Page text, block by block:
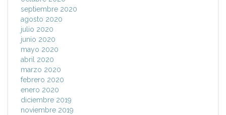
septiembre 2020
agosto 2020
julio 2020
junio 2020
mayo 2020
abril 2020
marzo 2020
febrero 2020
enero 2020
diciembre 2019
noviembre 2019